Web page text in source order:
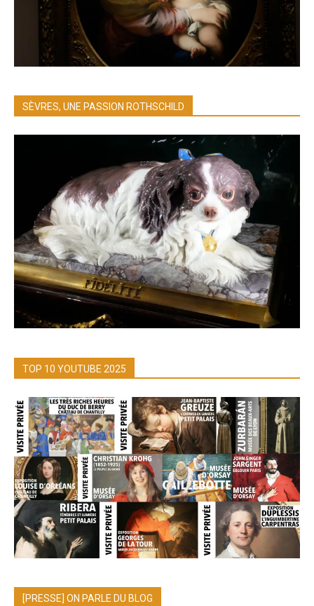
SÈVRES, UNE PASSION ROTHSCHILD
TOP 10 YOUTUBE 2025
[PRESSE] ON PARLE DU BLOG